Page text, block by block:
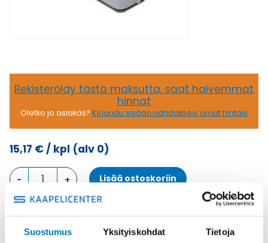
Suostumus Yksityiskohdat Tietoja
Rekisteröidy tästä maksutta, saat halvemmat
hinnat
Oletko jo asiakas? Kirjaudu sisään nähdäksesi omat hintasi
15,17 €/ kpl (alv 0)
KOTELON
YLÄOSA,
2
YLÄOSA
Lisää ostoskoriin
Metalli